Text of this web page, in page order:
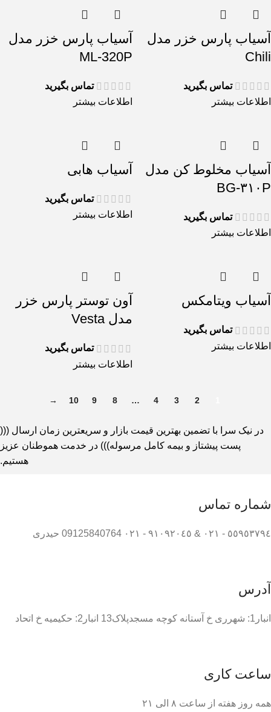
آسیاب پارس خزر مدل
Chili
تماس بگیرید
اطلاعات بیشتر
آسیاب پارس خزر مدل
ML-320P
تماس بگیرید
اطلاعات بیشتر
آسیاب مخلوط کن مدل
BG-۳۱۰P
تماس بگیرید
اطلاعات بیشتر
آسیاب هابی
تماس بگیرید
اطلاعات بیشتر
آسیاب ویتامکس
تماس بگیرید
اطلاعات بیشتر
آون توستر پارس خزر
مدل Vesta
تماس بگیرید
اطلاعات بیشتر
2
3
4
…
8
9
10
→
در نیک سرا با تضمین بهترین قیمت بازار و سریعترین زمان ارسال (((
پست پیشتاز و بیمه کامل مرسوله))) در خدمت هموطنان عزیز
هستیم.
شماره تماس
٥٥٩٥٣٧٩٤ - ٠٢١ & ٩١٠٩٢٠٤٥ - ٠٢١ 09125840764 حیدری
آدرس
انبار1: شهرری خ آستانه کوچه مسجدپلاک13 انبار2: حکیمیه خ اتحاد
ساعت کاری
همه روز هفته از ساعت ٨ الی ۲۱